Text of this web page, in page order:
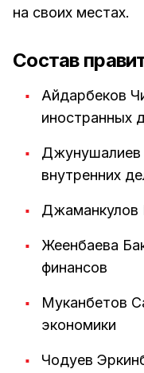
на своих местах.
Состав
Айдарбеков
иностранных
внутренних
Жеенбаева
финансов
Муканбетов
экономики
Чодуев